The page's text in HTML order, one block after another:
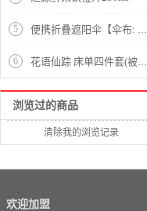
5 便携折叠遮阳伞【伞布: 聚酯纤维伞杆材质: 铝合金/茱萸粉】
6 花语仙踪 床单四件套(被套1件床单1件枕套2件)(适合1.5米床)【纯棉缎纹/蓝】
浏览过的商品
清除我的浏览记录
欢迎加盟